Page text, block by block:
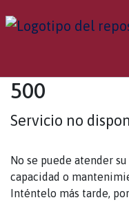
500
Servicio no
No se puede atender
capacidad o
Inténtelo más tarde,